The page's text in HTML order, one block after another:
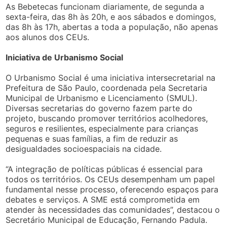
As Bebetecas funcionam diariamente, de segunda a
sexta-feira, das 8h às 20h, e aos sábados e domingos,
das 8h às 17h, abertas a toda a população, não apenas
aos alunos dos CEUs.
Iniciativa de Urbanismo Social
O Urbanismo Social é uma iniciativa intersecretarial na
Prefeitura de São Paulo, coordenada pela Secretaria
Municipal de Urbanismo e Licenciamento (SMUL).
Diversas secretarias do governo fazem parte do
projeto, buscando promover territórios acolhedores,
seguros e resilientes, especialmente para crianças
pequenas e suas famílias, a fim de reduzir as
desigualdades socioespaciais na cidade.
“A integração de políticas públicas é essencial para
todos os territórios. Os CEUs desempenham um papel
fundamental nesse processo, oferecendo espaços para
debates e serviços. A SME está comprometida em
atender às necessidades das comunidades”, destacou o
Secretário Municipal de Educação, Fernando Padula.